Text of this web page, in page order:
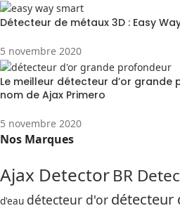
Détecteur de métaux 3D : Easy
5 novembre 2020
Le meilleur détecteur d’or
nom de Ajax Primero
5 novembre 2020
Nos Marques
Ajax DetectorBR
d'eau détecteur d'or détecteur